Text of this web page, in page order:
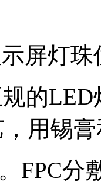
屏灯珠
的LED
用锡
FPC分